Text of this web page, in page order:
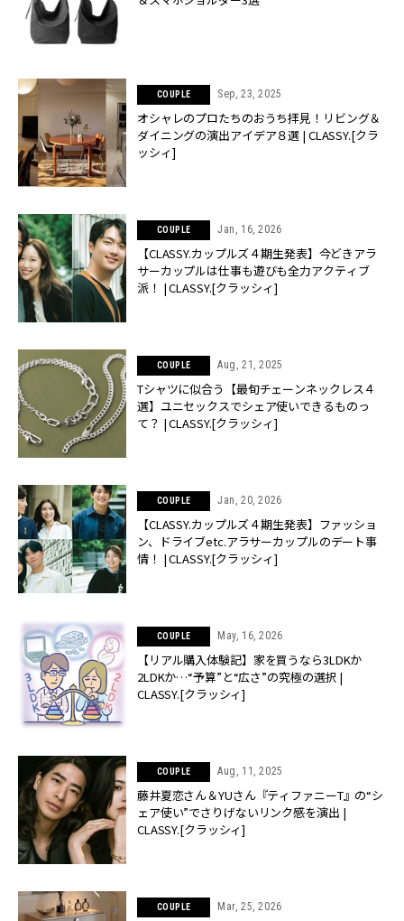
COUPLE Sep, 23, 2025
オシャレのプロたちのおうち拝見！リビング＆
ダイニングの演出アイデア８選 | CLASSY.[クラ
ッシィ]
COUPLE Jan, 16, 2026
【CLASSY.カップルズ４期生発表】今どきアラ
サーカップルは仕事も遊びも全力アクティブ
派！ | CLASSY.[クラッシィ]
COUPLE Aug, 21, 2025
Tシャツに似合う【最旬チェーンネックレス４
選】ユニセックスでシェア使いできるものっ
て？ | CLASSY.[クラッシィ]
COUPLE Jan, 20, 2026
【CLASSY.カップルズ４期生発表】ファッショ
ン、ドライブetc.アラサーカップルのデート事
情！ | CLASSY.[クラッシィ]
COUPLE May, 16, 2026
【リアル購入体験記】家を買うなら3LDKか
2LDKか…“予算”と“広さ”の究極の選択 |
CLASSY.[クラッシィ]
COUPLE Aug, 11, 2025
藤井夏恋さん＆YUさん『ティファニーT』の“シ
ェア使い”でさりげないリンク感を演出 |
CLASSY.[クラッシィ]
COUPLE Mar, 25, 2026